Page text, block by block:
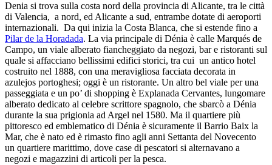
Denia si trova sulla costa nord della provincia di Alicante, tra le città
di Valencia, a nord, ed Alicante a sud, entrambe dotate di aeroporti
internazionali. Da qui inizia la Costa Blanca, che si estende fino a
Pilar de la Horadada. La via principale di Dénia è calle Marqués de
Campo, un viale alberato fiancheggiato da negozi, bar e ristoranti sul
quale si affacciano bellissimi edifici storici, tra cui un antico hotel
costruito nel 1888, con una meravigliosa facciata decorata in
azulejos portoghesi; oggi è un ristorante. Un altro bel viale per una
passeggiata e un po’ di shopping è Explanada Cervantes, lungomare
alberato dedicato al celebre scrittore spagnolo, che sbarcò a Dénia
durante la sua prigionia ad Argel nel 1580. Ma il quartiere più
pittoresco ed emblematico di Dénia è sicuramente il Barrio Baix la
Mar, che è nato ed è rimasto fino agli anni Settanta del Novecento
un quartiere marittimo, dove case di pescatori si alternavano a
negozi e magazzini di articoli per la pesca.